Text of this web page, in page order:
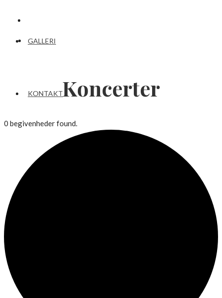
GALLERI
KONTAKTKoncerter
0 begivenheder found.